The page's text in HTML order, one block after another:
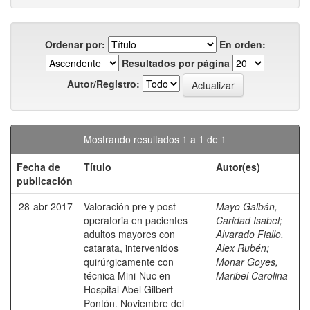
Ordenar por:
En orden:
Resultados por página
Autor/Registro:
Mostrando resultados 1 a 1 de 1
Fecha de
publicación
Título Autor(es)
28-abr-2017
Valoración pre y post
operatoria en pacientes
adultos mayores con
catarata, intervenidos
quirúrgicamente con
técnica Mini-Nuc en
Hospital Abel Gilbert
Pontón. Noviembre del
Mayo Galbán,
Caridad Isabel;
Alvarado Fiallo,
Alex Rubén;
Monar Goyes,
Maribel Carolina